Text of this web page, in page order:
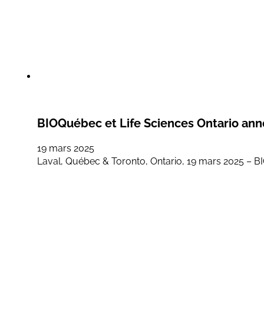
BIOQuébec et Life Sciences Ontario
19 mars 2025
Laval, Québec & Toronto, Ontario, 19 mars 2025 –